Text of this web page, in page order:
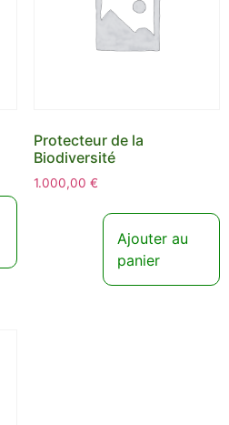
Protecteur de la
Biodiversité
1.000,00 €
Ajouter au
panier